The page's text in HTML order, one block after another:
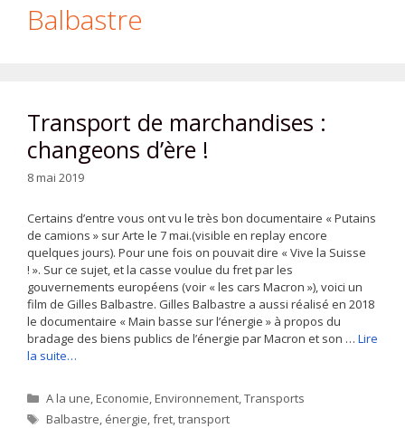
Balbastre
Transport de marchandises :
changeons d’ère !
8 mai 2019
Certains d’entre vous ont vu le très bon documentaire « Putains
de camions » sur Arte le 7 mai.(visible en replay encore
quelques jours). Pour une fois on pouvait dire « Vive la Suisse
! ». Sur ce sujet, et la casse voulue du fret par les
gouvernements européens (voir « les cars Macron »), voici un
film de Gilles Balbastre. Gilles Balbastre a aussi réalisé en 2018
le documentaire « Main basse sur l’énergie » à propos du
bradage des biens publics de l’énergie par Macron et son … Lire
la suite…
Catégories
A la une,Economie,Environnement,Transports
Étiquettes
Balbastre, énergie,fret,transport